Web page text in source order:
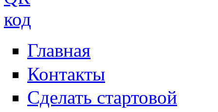
Главная
Контакты
Сделать стартовой